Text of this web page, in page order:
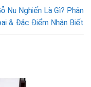
Nu Nghiến Là Gì? Phân
& Đặc Điểm Nhận Biết